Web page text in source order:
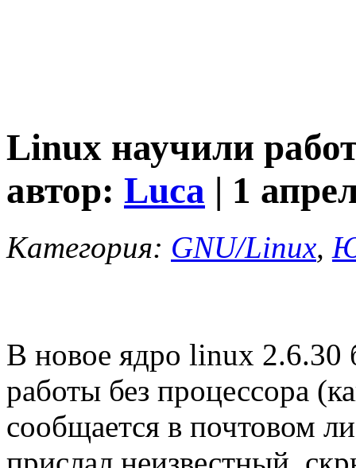
Linux научили
автор: Luca | 1
Категория: GNU/Linux,
В новое ядро linux 2.6.30
работы без процессора
сообщается в почтовом